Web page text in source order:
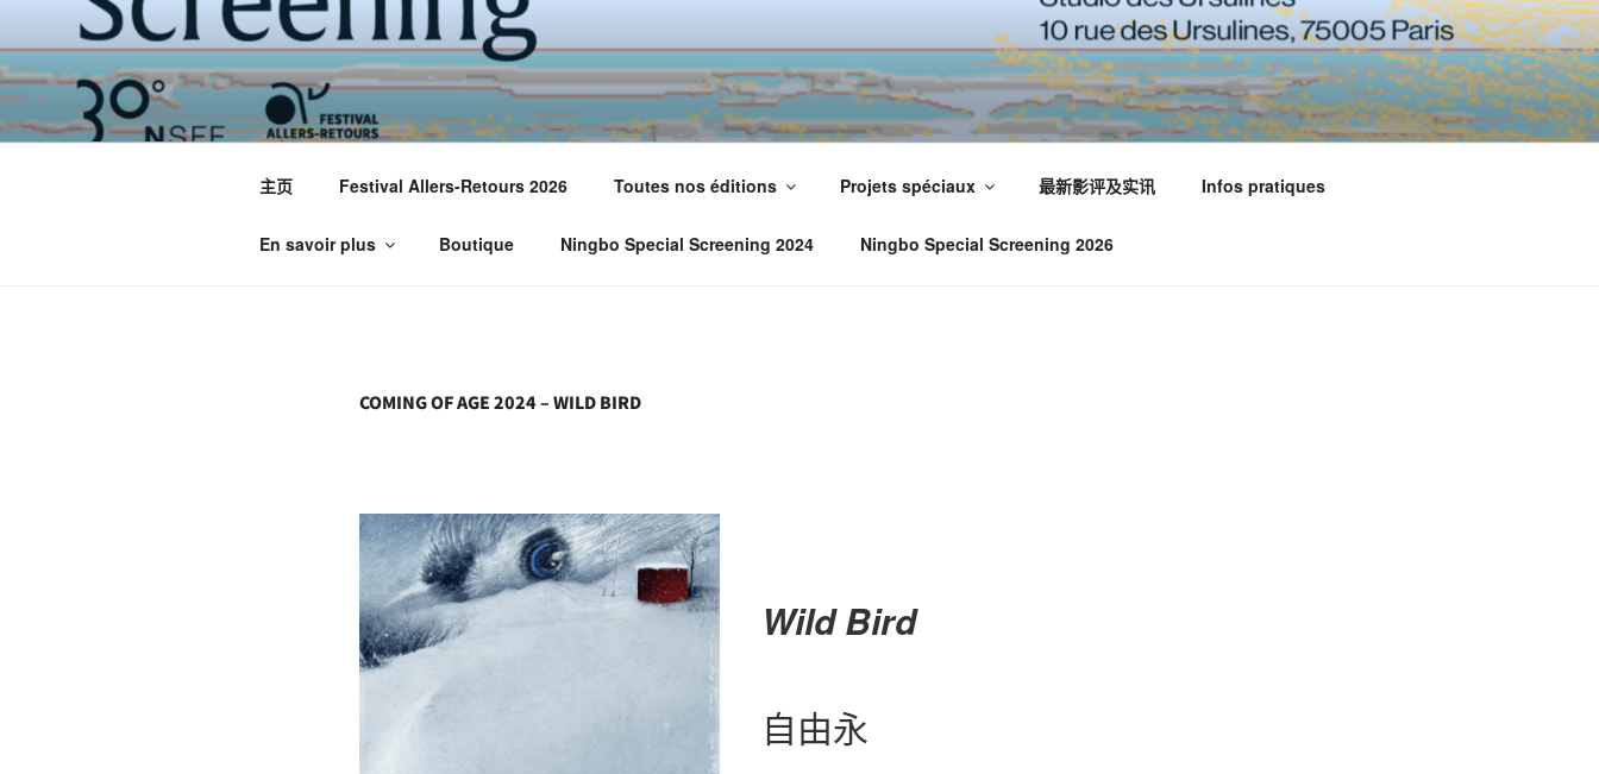
至
内
容
主页 Festival Allers-Retours 2026 Toutes nos éditions Projets spéciaux 最新影评及实讯 Infos pratiques
En savoir plus Boutique Ningbo Special Screening 2024 Ningbo Special Screening 2026
COMING OF AGE 2024 – WILD BIRD
Wild Bird
自由永